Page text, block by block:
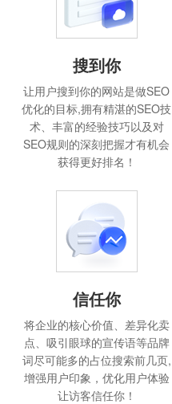
搜到你
让用户搜到你的网站是做SEO
优化的目标,拥有精湛的SEO技
术、丰富的经验技巧以及对
SEO规则的深刻把握才有机会
获得更好排名！
信任你
将企业的核心价值、差异化卖
点、吸引眼球的宣传语等品牌
词尽可能多的占位搜索前几页,
增强用户印象，优化用户体验
让访客信任你！